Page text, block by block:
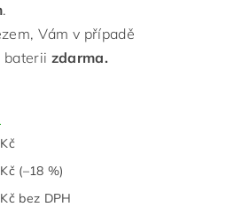
.
Vám v případě
baterii zdarma.
(–18 %)
5 571,07 Kč bez DPH